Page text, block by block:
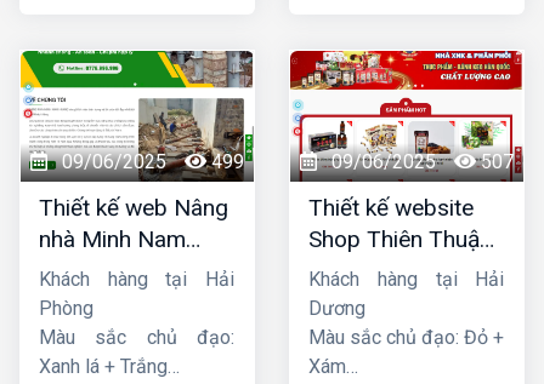
09/06/2025 499
Thiết kế web Nâng
nhà Minh Nam
Hoàng
Khách hàng tại Hải
Phòng
Màu sắc chủ đạo:
Xanh lá + Trắng
09/06/2025 507
Thiết kế website
Shop Thiên Thuận
Phát
Khách hàng tại Hải
Dương
Màu sắc chủ đạo: Đỏ +
Xám